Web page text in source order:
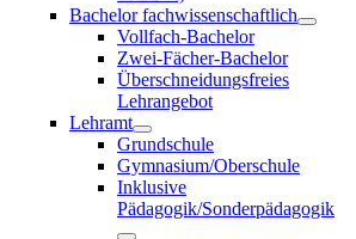
Bachelor fachwissenschaftlich
Vollfach-Bachelor
Zwei-Fächer-Bachelor
Überschneidungsfreies
Lehrangebot
Lehramt
Grundschule
Gymnasium/Oberschule
Inklusive
Pädagogik/Sonderpädagogik